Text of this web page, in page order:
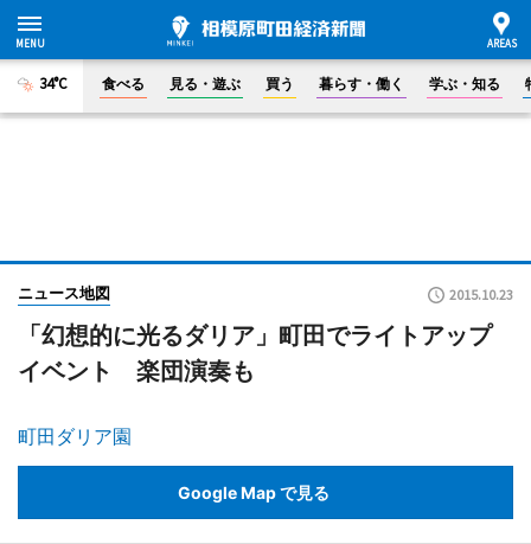
34°C 食べる 見る・遊ぶ 買う 暮らす・働く 学ぶ・知る
ニュース地図 2015.10.23
「幻想的に光るダリア」町田でライトアップ
イベント 楽団演奏も
町田ダリア園
Google Map で見る